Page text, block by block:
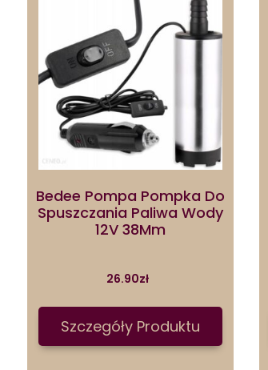
Bedee Pompa Pompka Do
Spuszczania Paliwa Wody
12V 38Mm
26.90zł
Szczegóły Produktu